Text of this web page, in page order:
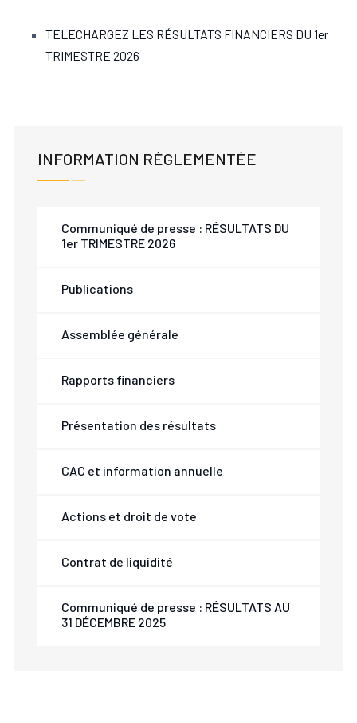
INFORMATION RÉGLEMENTÉE
Communiqué de presse : RÉSULTATS DU
1er TRIMESTRE 2026
Publications
Assemblée générale
Rapports financiers
Présentation des résultats
CAC et information annuelle
Actions et droit de vote
Contrat de liquidité
Communiqué de presse : RÉSULTATS AU
31 DÉCEMBRE 2025
TELECHARGEZ LES RÉSULTATS FINANCIERS DU 1er
TRIMESTRE 2026